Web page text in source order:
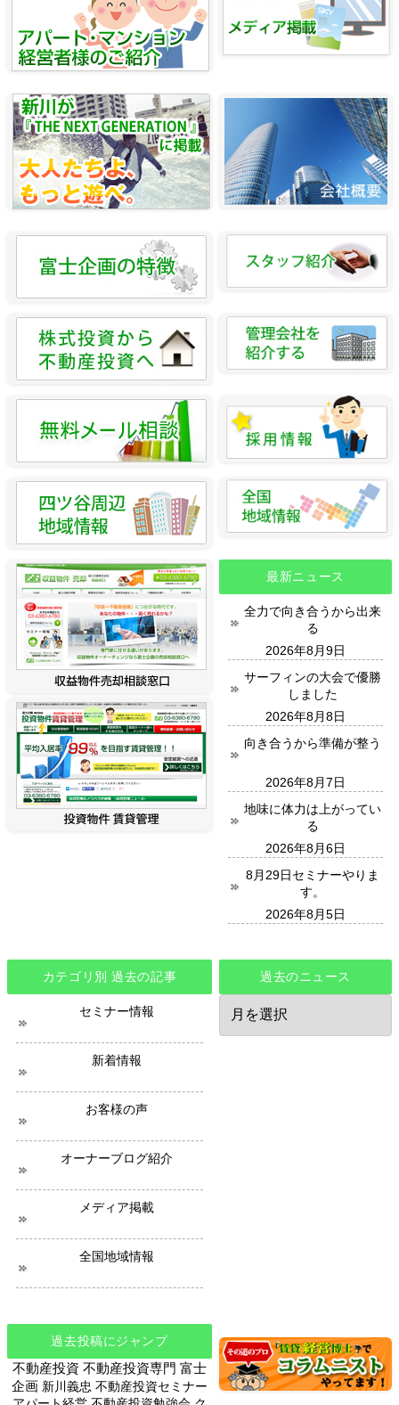
最新ニュース
全力で向き合うから出来
る
2026年8月9日
サーフィンの大会で優勝
しました
2026年8月8日
向き合うから準備が整う
2026年8月7日
地味に体力は上がってい
る
2026年8月6日
8月29日セミナーやりま
す。
2026年8月5日
カテゴリ別 過去の記事
セミナー情報
新着情報
お客様の声
オーナーブログ紹介
メディア掲載
全国地域情報
過去のニュース
過
の
過去投稿にジャンプ
不動産投資 不動産投資専門 富士
企画 新川義忠 不動産投資セミナー